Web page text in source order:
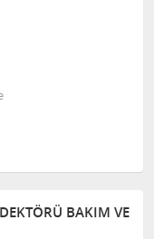
BAKIM VE